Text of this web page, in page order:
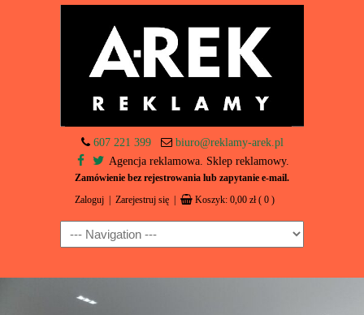
607 221 399
biuro@reklamy-arek.pl
Agencja reklamowa. Sklep reklamowy.
Zamówienie bez rejestrowania lub zapytanie e-mail.
Zaloguj Zarejestruj się Koszyk: 0,00 zł ( 0 )
Navigation